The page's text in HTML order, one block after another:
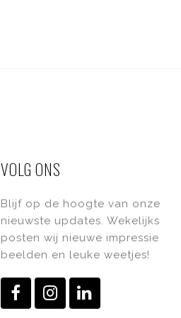
VOLG ONS
Blijf op de hoogte van onze
nieuwste updates. Wekelijks
posten wij nieuwe impressie
beelden en leuke weetjes!
Facebook
Instagram
LinkedIn